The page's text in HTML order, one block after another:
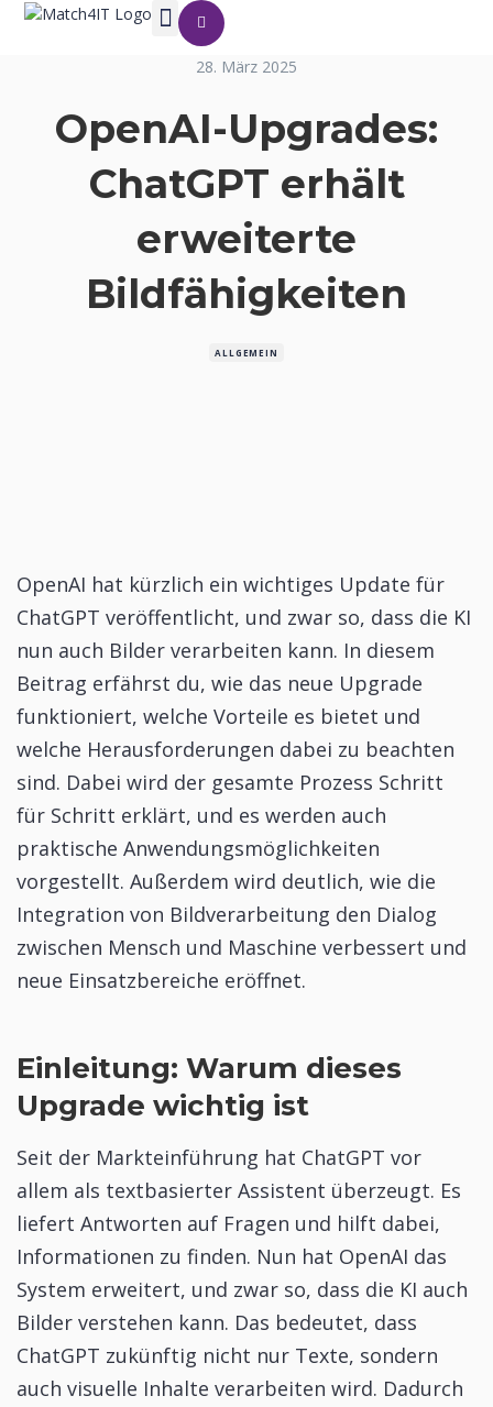
28. März 2025
OpenAI-Upgrades:
ChatGPT erhält
erweiterte
Bildfähigkeiten
ALLGEMEIN
OpenAI hat kürzlich ein wichtiges Update für
ChatGPT veröffentlicht, und zwar so, dass die KI
nun auch Bilder verarbeiten kann. In diesem
Beitrag erfährst du, wie das neue Upgrade
funktioniert, welche Vorteile es bietet und
welche Herausforderungen dabei zu beachten
sind. Dabei wird der gesamte Prozess Schritt
für Schritt erklärt, und es werden auch
praktische Anwendungsmöglichkeiten
vorgestellt. Außerdem wird deutlich, wie die
Integration von Bildverarbeitung den Dialog
zwischen Mensch und Maschine verbessert und
neue Einsatzbereiche eröffnet.
Einleitung: Warum dieses
Upgrade wichtig ist
Seit der Markteinführung hat ChatGPT vor
allem als textbasierter Assistent überzeugt. Es
liefert Antworten auf Fragen und hilft dabei,
Informationen zu finden. Nun hat OpenAI das
System erweitert, und zwar so, dass die KI auch
Bilder verstehen kann. Das bedeutet, dass
ChatGPT zukünftig nicht nur Texte, sondern
auch visuelle Inhalte verarbeiten wird. Dadurch